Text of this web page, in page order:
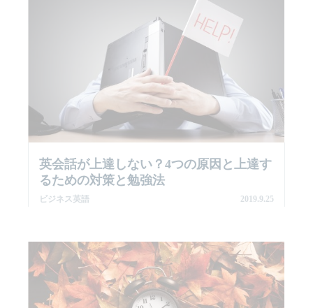
英会話が上達しない？4つの原因と上達す
るための対策と勉強法
ビジネス英語 2019.9.25